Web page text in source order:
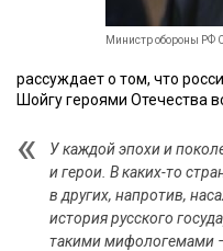
Министр обороны РФ
рассуждает о том, что
Шойгу героями Отечества
У каждой эпохи и
и герои. В каких-то
в других, напротив,
история русского
такими мифологемами